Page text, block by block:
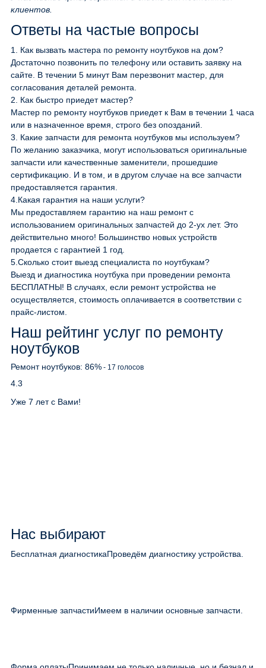
клиентов.
Ответы на частые вопросы
1.
Как вызвать мастера по ремонту ноутбуков на дом?
Достаточно позвонить по телефону или оставить заявку на
сайте. В течении 5 минут Вам перезвонит мастер, для
согласования деталей ремонта.
2.
Как быстро приедет мастер?
Мастер по ремонту ноутбуков приедет к Вам в течении 1 часа
или в назначенное время, строго без опозданий.
3.
Какие запчасти для ремонта ноутбуков мы используем?
По желанию заказчика, могут использоваться оригинальные
запчасти или качественные заменители, прошедшие
сертификацию. И в том, и в другом случае на все запчасти
предоставляется гарантия.
4. Какая гарантия на наши услуги?
Мы предоставляем гарантию на наш ремонт с
использованием оригинальных запчастей до 2-ух лет. Это
действительно много! Большинство новых устройств
продается с гарантией 1 год.
5. Сколько стоит выезд специалиста по ноутбукам?
Выезд и диагностика ноутбука при проведении ремонта
БЕСПЛАТНЫ! В случаях, если ремонт устройства не
осуществляется, стоимость оплачивается в соответствии с
прайс-листом.
Наш рейтинг услуг по ремонту
ноутбуков
Ремонт ноутбуков: 86% - 17 голосов
4.3
Уже 7 лет с Вами!
Нас выбирают
Бесплатная диагностикаПроведём диагностику устройства.
Фирменные запчастиИмеем в наличии основные запчасти.